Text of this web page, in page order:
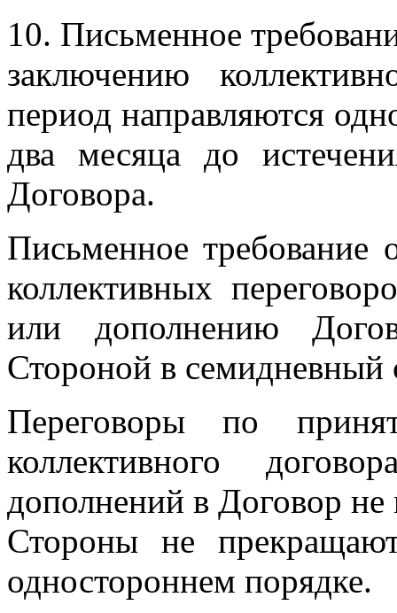
10. Письменное
заключению
период направляются
два месяца до
Договора.
Письменное требование
коллективных
или дополнению
Стороной в семидневный
Переговоры по
коллективного
дополнений в Договор
Стороны не
одностороннем порядке.